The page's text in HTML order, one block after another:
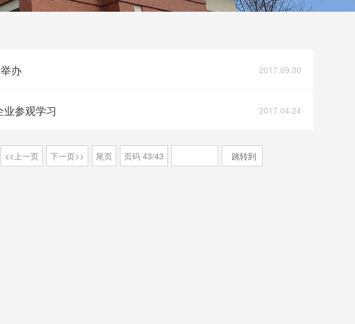
办 2017.09.30
参观学习 2017.04.24
<<上一页 下一页>> 尾页 页码 43/43 跳转到